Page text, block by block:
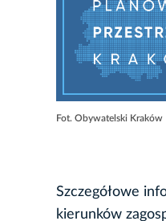
Fot. Obywatelski Kraków
Szczegółowe
kierunków